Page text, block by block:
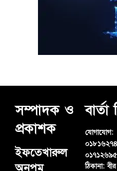
সম্পাদক ও
প্রকাশক
ইফতেখারুল
যোগাযোগ:
ঠিকানা: